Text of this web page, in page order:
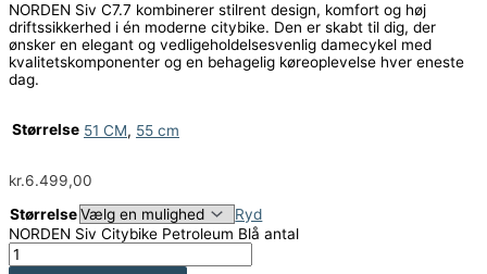
NORDEN Siv C7.7 kombinerer stilrent design, komfort og høj
driftssikkerhed i én moderne citybike. Den er skabt til dig, der
ønsker en elegant og vedligeholdelsesvenlig damecykel med
kvalitetskomponenter og en behagelig køreoplevelse hver eneste
dag.
Størrelse 51 CM, 55 cm
kr.6.499,00
Størrelse
Ryd
NORDEN Siv Citybike Petroleum Blå antal